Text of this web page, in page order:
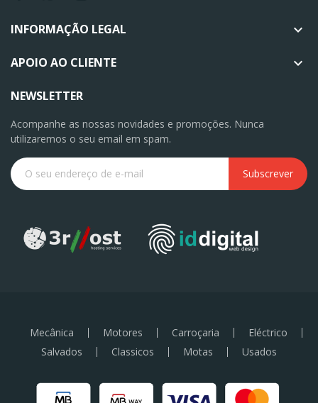
INFORMAÇÃO LEGAL 
APOIO AO CLIENTE 
NEWSLETTER
Acompanhe as nossas novidades e promoções. Nunca
utilizaremos o seu email em spam.
Subscrever
Mecânica Motores Carroçaria
Eléctrico
Salvados
Classicos Motas Usados